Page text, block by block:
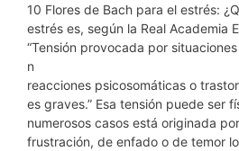
10 Flores de Bach para el estrés:
estrés es, según la Real Academia
“Tensión provocada por
n
reacciones psicosomáticas o
es graves.” Esa tensión puede ser
numerosos casos está originada
frustración, de enfado o de temor